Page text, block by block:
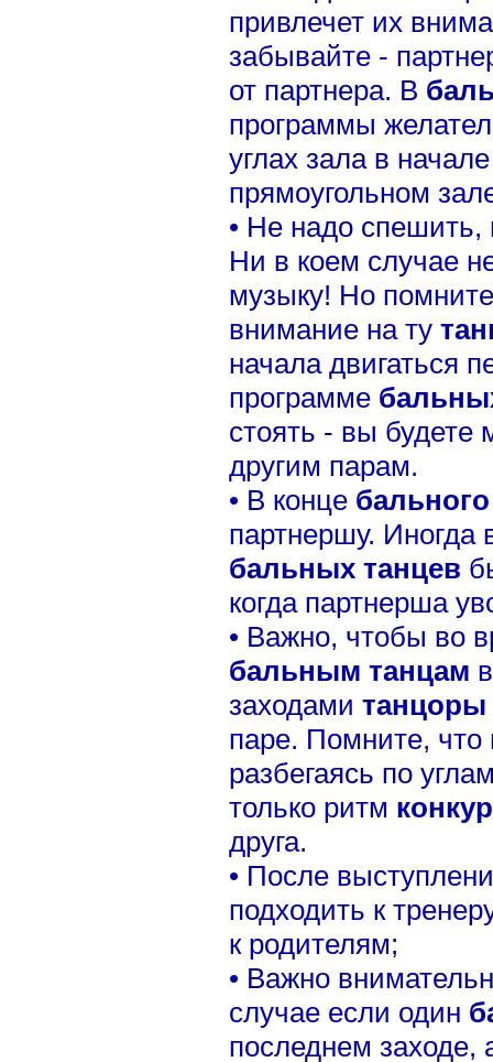
привлечет их
забывайте -
от партнера. В
программы
углах зала в
прямоугольном
• Не надо
Ни в коем случае
музыку! Но
внимание на ту
начала двигаться
программе
стоять - вы будете
другим парам.
• В конце
партнершу. Иногда
бальных танцев
когда партнерша
• Важно, чтобы во
бальным танцам
заходами танцоры
паре. Помните,
разбегаясь по
только ритм
друга.
• После
подходить к
к родителям;
• Важно
случае если один
последнем